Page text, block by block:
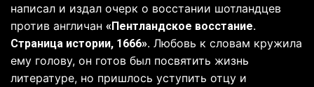
написал и издал очерк о восстании шотландцев
против англичан «Пентландское восстание.
Страница истории, 1666». Любовь к словам кружила
ему голову, он готов был посвятить жизнь
литературе, но пришлось уступить отцу и